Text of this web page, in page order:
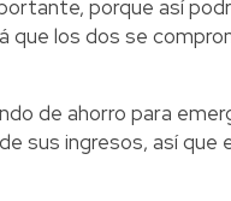
porque así
que los dos se
de ahorro para
sus ingresos, así que